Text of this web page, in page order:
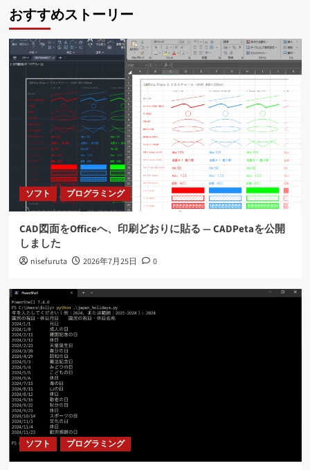
3
ソフト プログラミング
ソフト ネット
RTX1210用のGrokフィルタ案
ソフト ネット
RTX1210のログをelasticsearchで扱う(後編)
プログラミング
CADPetaを公開しました
2
ソフト プログラミング
3
おすすめストーリー
ソフト プログラミング
CAD図面をOfficeへ、印刷どおりに貼る ― CADPetaを公開
しました
nisefuruta 2026年7月25日 0
ソフト プログラミング